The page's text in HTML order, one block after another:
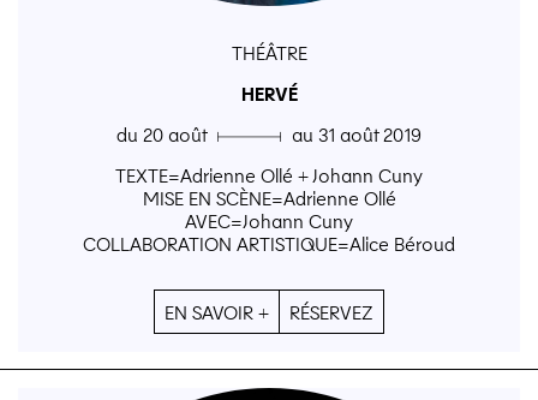
THÉÂTRE
HERVÉ
du 20 août ▄ au 31 août 2019
TEXTE=Adrienne Ollé + Johann Cuny
MISE EN SCÈNE=Adrienne Ollé
AVEC=Johann Cuny
COLLABORATION ARTISTIQUE=Alice Béroud
EN SAVOIR + RÉSERVEZ